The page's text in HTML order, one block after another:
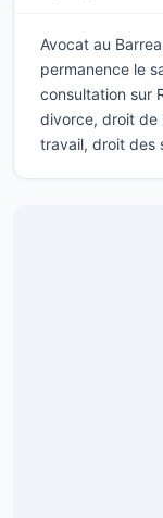
Avocat au
permanence le
consultation sur
divorce, droit de
travail, droit des